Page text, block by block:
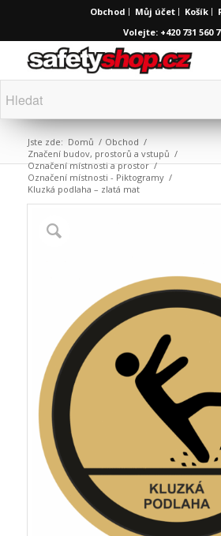
Obchod Můj účet Košík
Volejte: +420 731 560
Jste zde: Domů / Obchod /
Značení budov, prostorů a vstupů /
Označení místnosti a prostor /
Označení místnosti - Piktogramy /
Kluzká podlaha – zlatá mat